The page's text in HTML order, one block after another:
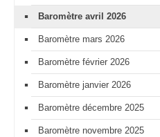
Baromètre avril 2026
Baromètre mars 2026
Baromètre février 2026
Baromètre janvier 2026
Baromètre décembre 2025
Baromètre novembre 2025